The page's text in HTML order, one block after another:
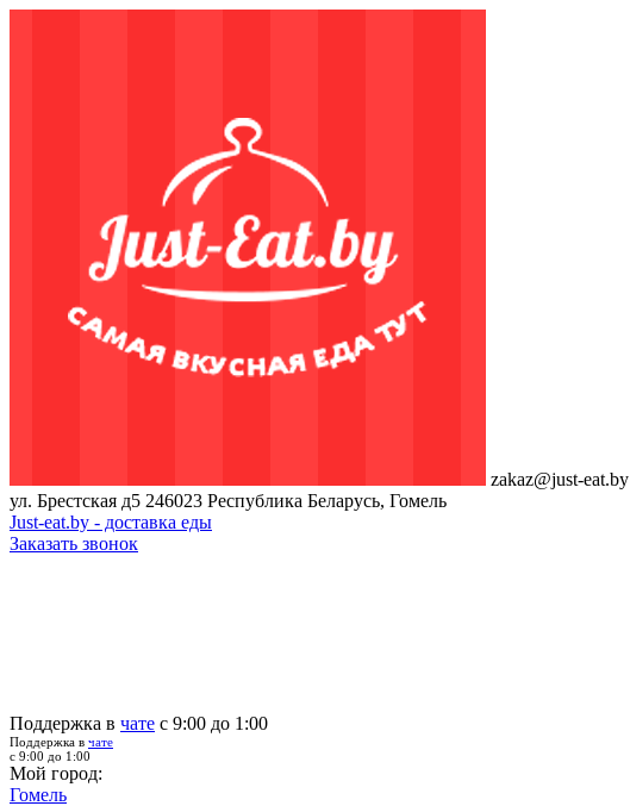
zakaz@just-eat.by
ул. Брестская д5 246023 Республика Беларусь, Гомель
Just-eat.by - доставка еды
Заказать звонок
Поддержка в чате с 9:00 до 1:00
Поддержка в чате
с 9:00 до 1:00
Мой город:
Гомель